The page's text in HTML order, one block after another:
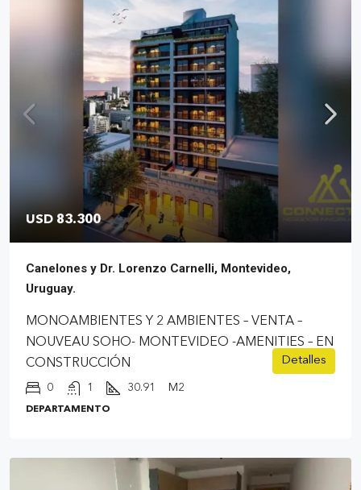
USD 83.300
Canelones y Dr. Lorenzo Carnelli, Montevideo,
Uruguay.
MONOAMBIENTES Y 2 AMBIENTES – VENTA –
NOUVEAU SOHO- MONTEVIDEO -AMENITIES – EN
CONSTRUCCIÓN
0 1 30.91 M2
DEPARTAMENTO
Detalles